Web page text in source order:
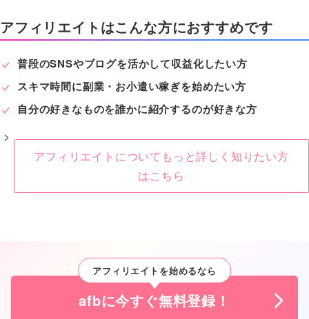
アフィリエイトはこんな方におすすめです
普段のSNSやブログを活かして収益化したい方
スキマ時間に副業・お小遣い稼ぎを始めたい方
自分の好きなものを誰かに紹介するのが好きな方
アフィリエイトについてもっと詳しく知りたい方
はこちら
アフィリエイトを始めるなら
afbに今すぐ無料登録！